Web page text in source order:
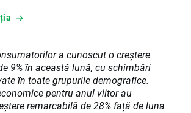
a cunoscut o creștere
9% în această lună, cu schimbări
în toate grupurile demografice.
pentru anul viitor au
remarcabilă de 28% față de luna